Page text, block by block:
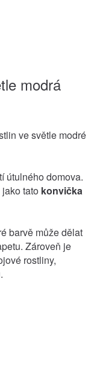
modrá
ve světle modré
útulného domova.
tato konvička
barvě může dělat
Zároveň je
rostliny,